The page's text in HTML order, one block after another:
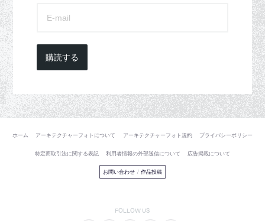
購読する
ホーム アーキテクチャーフォトについて アーキテクチャーフォト規約 プライバシーポリシー
特定商取引法に関する表記 利用者情報の外部送信について 広告掲載について
お問い合わせ / 作品投稿